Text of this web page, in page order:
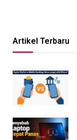
Artikel Terbaru